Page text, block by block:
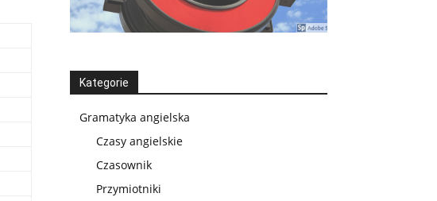
Kategorie
Gramatyka angielska
Czasy angielskie
Czasownik
Przymiotniki